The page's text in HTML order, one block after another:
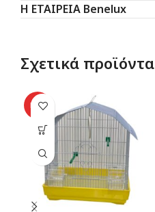
Η ΕΤΑΙΡΕΙΑ Benelux
Σχετικά προϊόντα
HOT